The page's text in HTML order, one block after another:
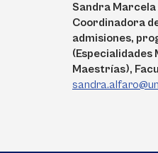
Sandra
Coordinadora
admisiones,
Maestrías),